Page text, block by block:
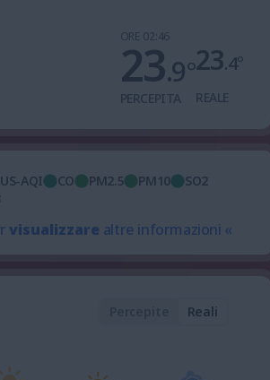
ORE 02:46
23.9°
PERCEPITA
23.4°
REALE
US-AQI CO PM2.5 PM10
SO2
visualizzare altre informazioni «
Reali